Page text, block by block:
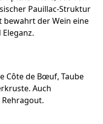
Pauillac-Struktur
bewahrt der Wein eine
Côte de Bœuf, Taube
Auch